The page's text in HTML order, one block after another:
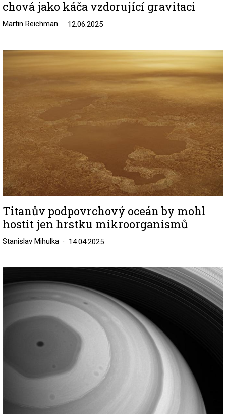
chová jako káča vzdorující gravitaci
Martin Reichman 12.06.2025
Image
Titanův podpovrchový oceán by mohl
hostit jen hrstku mikroorganismů
Stanislav Mihulka 14.04.2025